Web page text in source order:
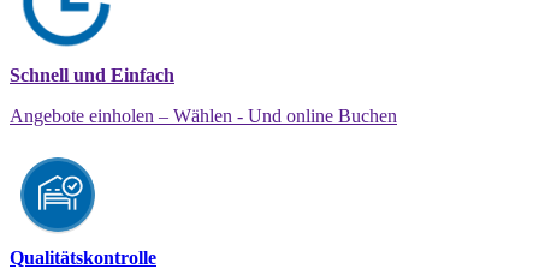
Schnell und Einfach
Angebote einholen – Wählen - Und online Buchen
Qualitätskontrolle